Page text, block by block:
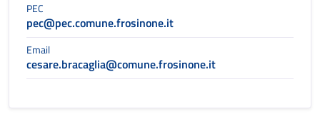
PEC
pec@pec.comune.frosinone.it
Email
cesare.bracaglia@comune.frosinone.it